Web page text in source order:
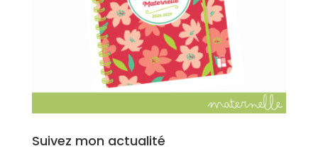
Suivez mon actualité